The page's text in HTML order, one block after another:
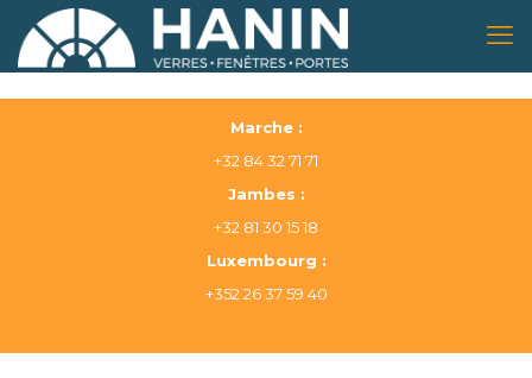
Marche :
+32 84 32 71 71
Jambes :
+32 81 30 15 18
Luxembourg :
+352 26 37 59 40